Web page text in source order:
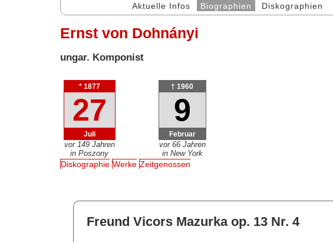
Aktuelle Infos Biographien Diskographien
Ernst von Dohnányi
ungar. Komponist
* 1877
27
Juli
vor 149 Jahren
in Poszony
† 1960
9
Februar
vor 66 Jahren
in New York
Diskographie Werke Zeitgenossen
Freund Vicors Mazurka op. 13 Nr. 4